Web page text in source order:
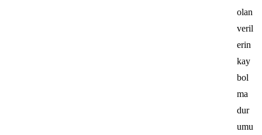
olan
veril
erin
kay
bol
ma
dur
umu